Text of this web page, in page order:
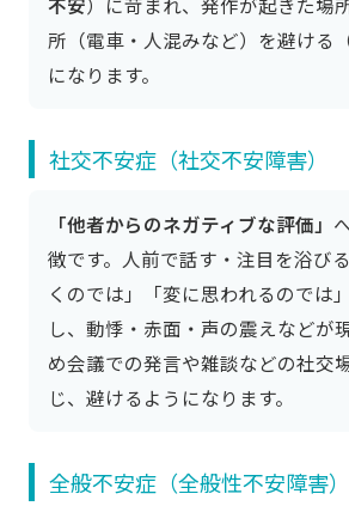
所（電車・人混みなど）を避ける
になります。
社交不安症（社交不安障害）
「他者からのネガティブな評価」
徴です。人前で話す・注目を浴び
くのでは」「変に思われるのでは
し、動悸・赤面・声の震えなどが
め会議での発言や雑談などの社交
じ、避けるようになります。
全般不安症（全般性不安障害）